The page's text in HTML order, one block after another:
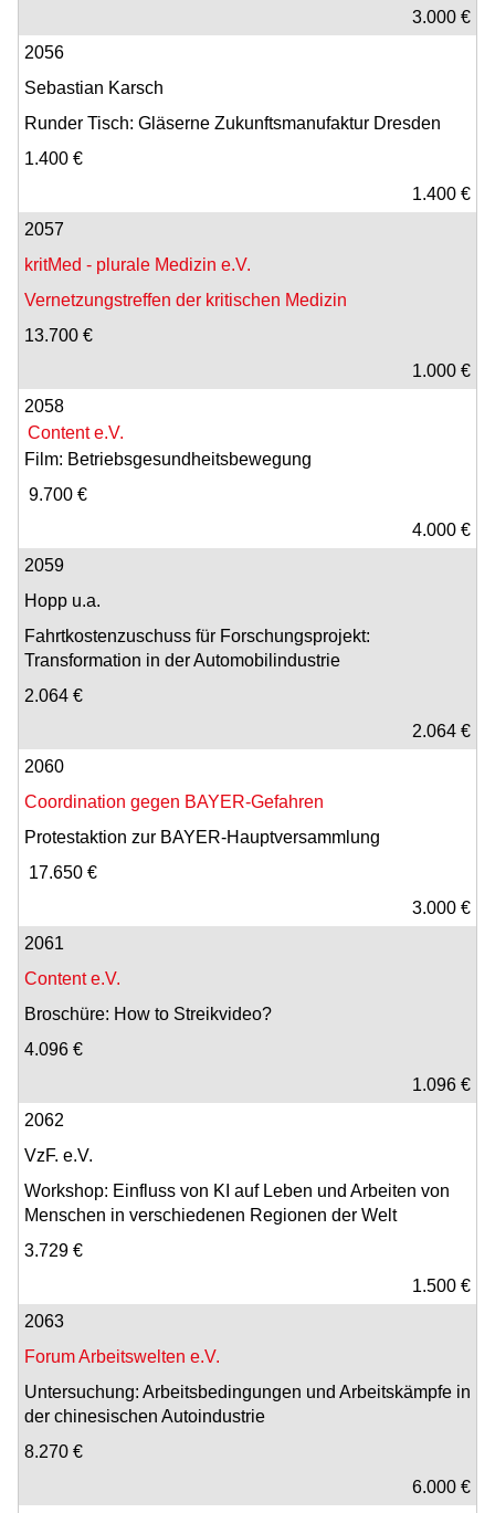
3.000 €
2056
Sebastian Karsch
Runder Tisch: Gläserne Zukunftsmanufaktur Dresden
1.400 €
1.400 €
2057
kritMed - plurale Medizin e.V.
Vernetzungstreffen der kritischen Medizin
13.700 €
1.000 €
2058
Content e.V.
Film: Betriebsgesundheitsbewegung
9.700 €
4.000 €
2059
Hopp u.a.
Fahrtkostenzuschuss für Forschungsprojekt:
Transformation in der Automobilindustrie
2.064 €
2.064 €
2060
Coordination gegen BAYER-Gefahren
Protestaktion zur BAYER-Hauptversammlung
17.650 €
3.000 €
2061
Content e.V.
Broschüre: How to Streikvideo?
4.096 €
1.096 €
2062
VzF. e.V.
Workshop: Einfluss von KI auf Leben und Arbeiten von
Menschen in verschiedenen Regionen der Welt
3.729 €
1.500 €
2063
Forum Arbeitswelten e.V.
Untersuchung: Arbeitsbedingungen und Arbeitskämpfe in
der chinesischen Autoindustrie
8.270 €
6.000 €